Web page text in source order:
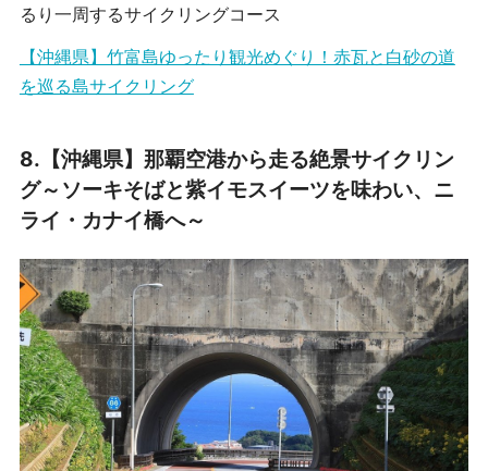
るり一周するサイクリングコース
【沖縄県】竹富島ゆったり観光めぐり！赤瓦と白砂の道
を巡る島サイクリング
8. 【沖縄県】那覇空港から走る絶景サイクリン
グ～ソーキそばと紫イモスイーツを味わい、ニ
ライ・カナイ橋へ～